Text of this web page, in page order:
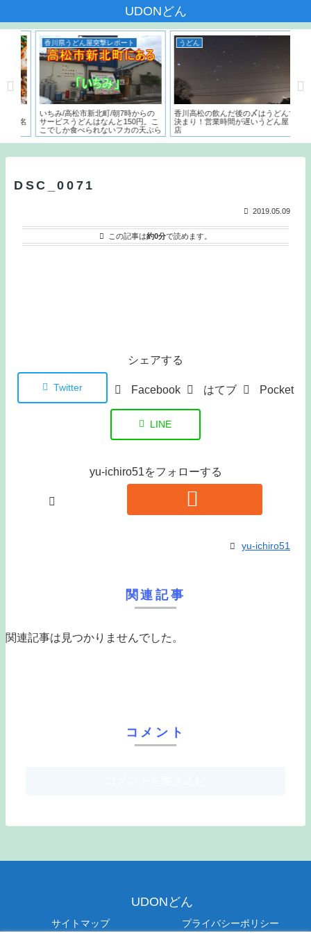
UDONどん
香川県うどん屋突撃レポート
いちみ/高松市新北町/朝7時からの
サービスうどんはなんと150円。こ
こでしか食べられないフカの天ぷら
とは？？
うどん
香川高松の飲んだ後の〆はうどんで
決まり！営業時間が遅いうどん屋５
DSC_0071
2019.05.09
この記事は約0分で読めます。
シェアする
Twitter Facebook はてブ Pocket
LINE
yu-ichiro51をフォローする
yu-ichiro51
関連記事
関連記事は見つかりませんでした。
コメント
UDONどん
サイトマップ プライバシーポリシー